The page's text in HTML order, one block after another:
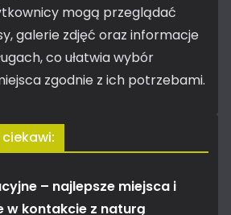
mogą przeglądać
galerie zdjęć oraz informacje
co ułatwia wybór
zgodnie z ich potrzebami.
– najlepsze miejsca i
w kontakcie z naturą